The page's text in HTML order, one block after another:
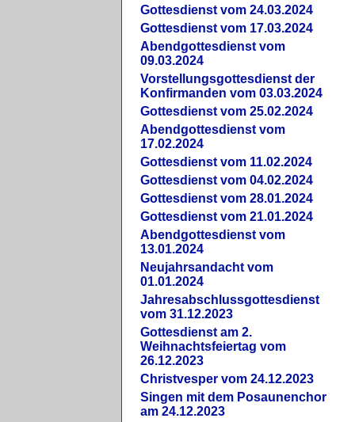
Gottesdienst vom 24.03.2024
Gottesdienst vom 17.03.2024
Abendgottesdienst vom
09.03.2024
Vorstellungsgottesdienst der
Konfirmanden vom 03.03.2024
Gottesdienst vom 25.02.2024
Abendgottesdienst vom
17.02.2024
Gottesdienst vom 11.02.2024
Gottesdienst vom 04.02.2024
Gottesdienst vom 28.01.2024
Gottesdienst vom 21.01.2024
Abendgottesdienst vom
13.01.2024
Neujahrsandacht vom
01.01.2024
Jahresabschlussgottesdienst
vom 31.12.2023
Gottesdienst am 2.
Weihnachtsfeiertag vom
26.12.2023
Christvesper vom 24.12.2023
Singen mit dem Posaunenchor
am 24.12.2023